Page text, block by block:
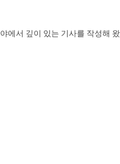
에서 깊이 있는 기사를 작성해